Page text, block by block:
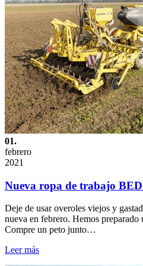
01.
febrero
2021
Nueva ropa de trabajo
Deje de usar overoles viejos y
nueva en febrero. Hemos preparado
Compre un peto junto…
Leer más